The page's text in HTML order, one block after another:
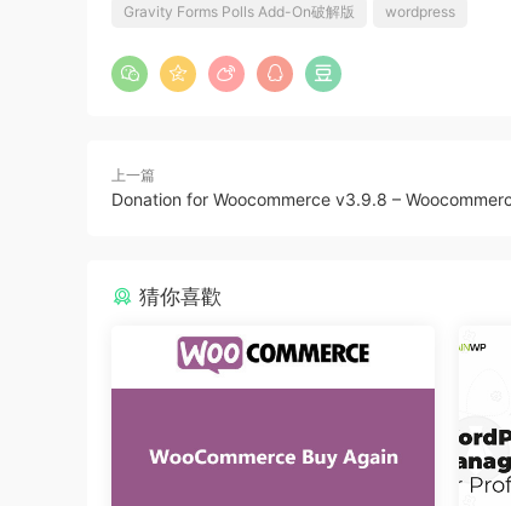
Gravity Forms Polls Add-On破解版
wordpress
上一篇
Donation for Woocommerce v3.9.8 –
猜你喜歡